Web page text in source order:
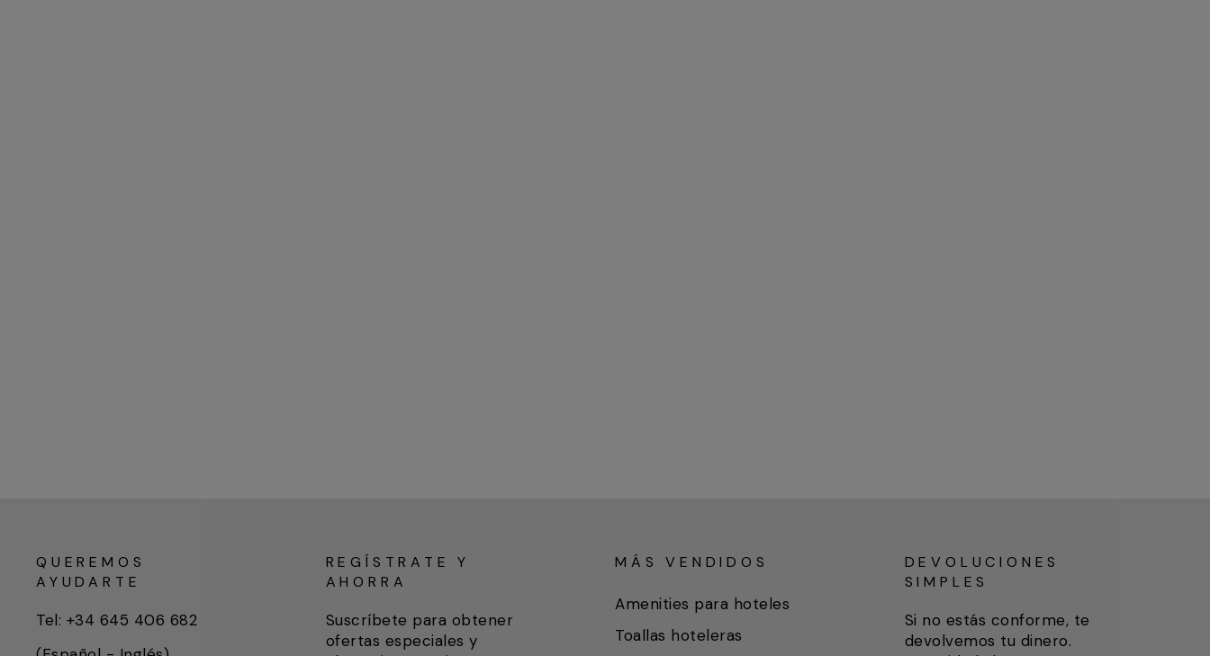
QUEREMOS
AYUDARTE
Tel: +34 645 406 682
REGÍSTRATE Y
AHORRA
Suscríbete para obtener
ofertas especiales y
MÁS VENDIDOS
Amenities para hoteles
Toallas hoteleras
DEVOLUCIONES
SIMPLES
Si no estás conforme, te
devolvemos tu dinero.